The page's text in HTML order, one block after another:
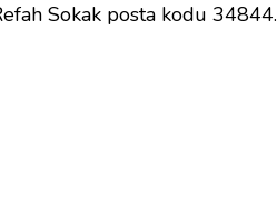
Sokak posta kodu 34844.